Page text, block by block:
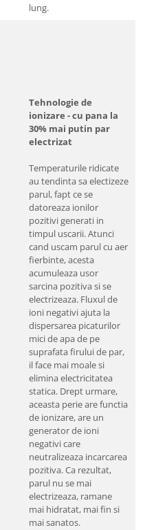
lung.
Tehnologie de
ionizare - cu pana la
30% mai putin par
electrizat
Temperaturile ridicate
au tendinta sa electizeze
parul, fapt ce se
datoreaza ionilor
pozitivi generati in
timpul uscarii. Atunci
cand uscam parul cu aer
fierbinte, acesta
acumuleaza usor
sarcina pozitiva si se
electrizeaza. Fluxul de
ioni negativi ajuta la
dispersarea picaturilor
mici de apa de pe
suprafata firului de par,
il face mai moale si
elimina electricitatea
statica. Drept urmare,
aceasta perie are functia
de ionizare, are un
generator de ioni
negativi care
neutralizeaza incarcarea
pozitiva. Ca rezultat,
parul nu se mai
electrizeaza, ramane
mai hidratat, mai fin si
mai sanatos.